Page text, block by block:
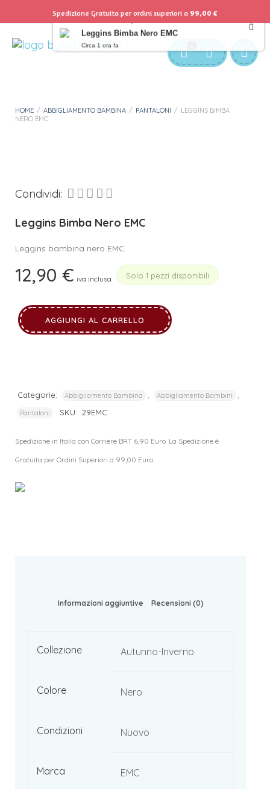
Servizio Clienti: info@bgkids.it
Download APP B&G Kids
HOME / ABBIGLIAMENTO BAMBINA / PANTALONI / LEGGINS BIMBA
NERO EMC
Condividi:
Leggins Bimba Nero EMC
Leggins bambina nero EMC.
12,90 € iva inclusa Solo 1 pezzi disponibili
AGGIUNGI AL CARRELLO
Categorie: Abbigliamento Bambina Abbigliamento Bambini
Pantaloni SKU: 29EMC
Spedizione in Italia con Corriere BRT 6,90 Euro. La Spedizione è
Gratuita per Ordini Superiori a 99,00 Euro
Informazioni aggiuntive Recensioni (0)
Collezione Autunno-Inverno
Colore Nero
Condizioni Nuovo
Marca EMC
Domenico ha acquistato
Leggins Bimba Nero EMC
Circa 1 ora fa
Spedizione Gratuita per ordini superiori a 99,00 €